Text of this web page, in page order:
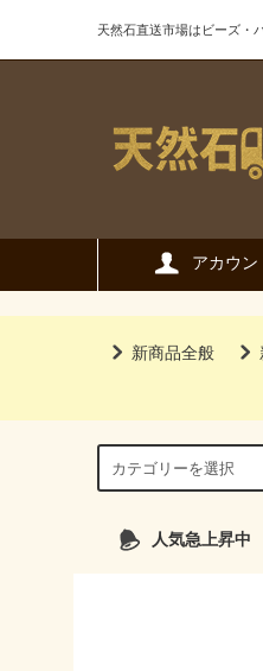
天然石直送市場はビーズ・
アカウン
新商品全般
人気急上昇中